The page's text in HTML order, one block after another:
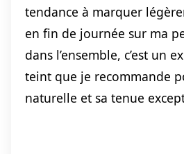
tendance à marquer
en fin de journée sur ma
dans l’ensemble, c’est un
teint que je recommande
naturelle et sa tenue